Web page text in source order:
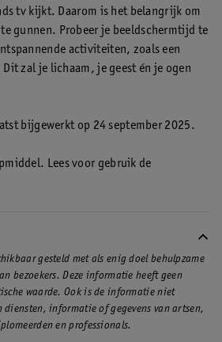
tv kijkt. Daarom is het belangrijk om
gunnen. Probeer je beeldschermtijd te
activiteiten, zoals een
zal je lichaam, je geest én je ogen
bijgewerkt op 24 september 2025.
Lees voor gebruik de
gesteld met als enig doel behulpzame
bezoekers. Deze informatie heeft geen
waarde. Ook is de informatie niet
diensten, informatie of gegevens van artsen,
en professionals.